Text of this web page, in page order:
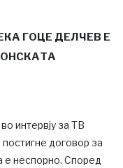
ГОЦЕ ДЕЛЧЕВ Е
интервју за ТВ
договор за
е неспорно. Според